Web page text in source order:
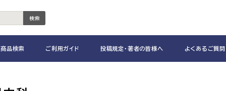
検索
商品検索 ご利用ガイド 投稿規定・著者の皆様へ よくあるご質問